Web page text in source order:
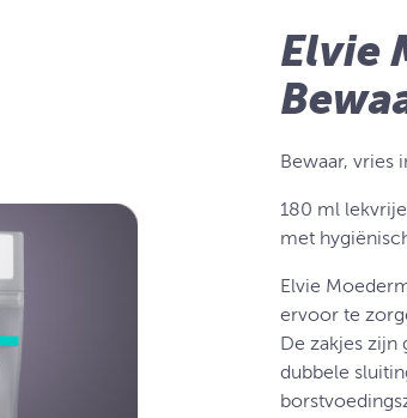
Elvie
Bewaar, vries
180 ml
met
Elvie
ervoor te
De zakjes zijn
dubbele